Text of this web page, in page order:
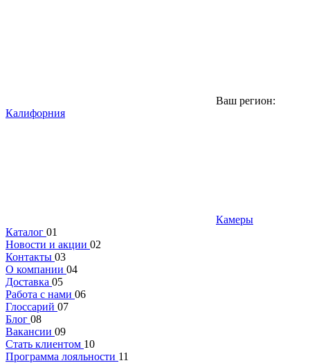
Ваш регион:
Калифорния
Камеры
Каталог 01
Новости и акции 02
Контакты 03
О компании 04
Доставка 05
Работа с нами 06
Глоссарий 07
Блог 08
Вакансии 09
Стать клиентом 10
Программа лояльности 11